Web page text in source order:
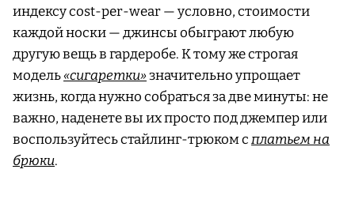
индексу cost-per-wear — условно, стоимости
каждой носки — джинсы обыграют любую
другую вещь в гардеробе. К тому же строгая
модель«сигаретки»значительно упрощает
жизнь, когда нужно собраться за две минуты: не
важно, наденете вы их просто под джемпер или
воспользуйтесь стайлинг-трюком сплатьем на
брюки.